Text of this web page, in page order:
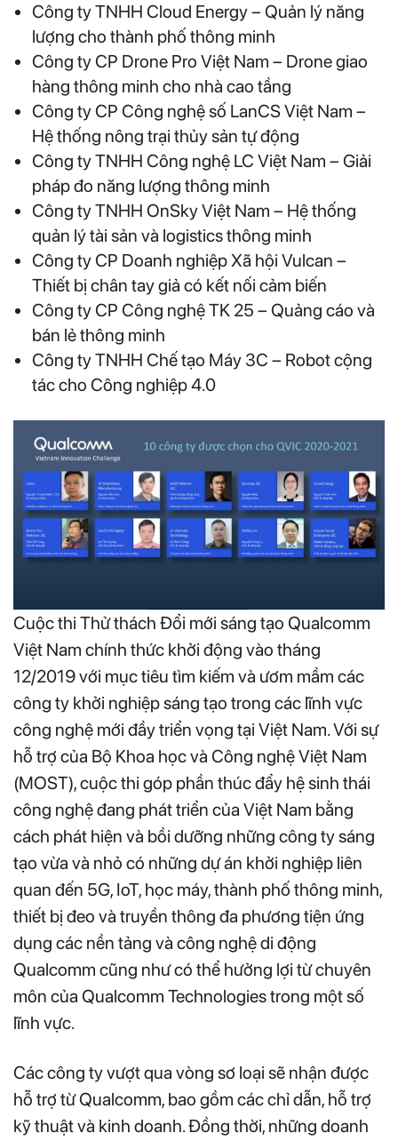
Công ty TNHH Cloud Energy – Quản lý năng
lượng cho thành phố thông minh
Công ty CP Drone Pro Việt Nam – Drone giao
hàng thông minh cho nhà cao tầng
Công ty CP Công nghệ số LanCS Việt Nam –
Hệ thống nông trại thủy sản tự động
Công ty TNHH Công nghệ LC Việt Nam – Giải
pháp đo năng lượng thông minh
Công ty TNHH OnSky Việt Nam – Hệ thống
quản lý tài sản và logistics thông minh
Công ty CP Doanh nghiệp Xã hội Vulcan –
Thiết bị chân tay giả có kết nối cảm biến
Công ty CP Công nghệ TK 25 – Quảng cáo và
bán lẻ thông minh
Công ty TNHH Chế tạo Máy 3C – Robot cộng
tác cho Công nghiệp 4.0
Cuộc thi Thử thách Đổi mới sáng tạo Qualcomm
Việt Nam chính thức khởi động vào tháng
12/2019 với mục tiêu tìm kiếm và ươm mầm các
công ty khởi nghiệp sáng tạo trong các lĩnh vực
công nghệ mới đầy triển vọng tại Việt Nam. Với sự
hỗ trợ của Bộ Khoa học và Công nghệ Việt Nam
(MOST), cuộc thi góp phần thúc đẩy hệ sinh thái
công nghệ đang phát triển của Việt Nam bằng
cách phát hiện và bồi dưỡng những công ty sáng
tạo vừa và nhỏ có những dự án khởi nghiệp liên
quan đến 5G, IoT, học máy, thành phố thông minh,
thiết bị đeo và truyền thông đa phương tiện ứng
dụng các nền tảng và công nghệ di động
Qualcomm cũng như có thể hưởng lợi từ chuyên
môn của Qualcomm Technologies trong một số
lĩnh vực.
Các công ty vượt qua vòng sơ loại sẽ nhận được
hỗ trợ từ Qualcomm, bao gồm các chỉ dẫn, hỗ trợ
kỹ thuật và kinh doanh. Đồng thời, những doanh